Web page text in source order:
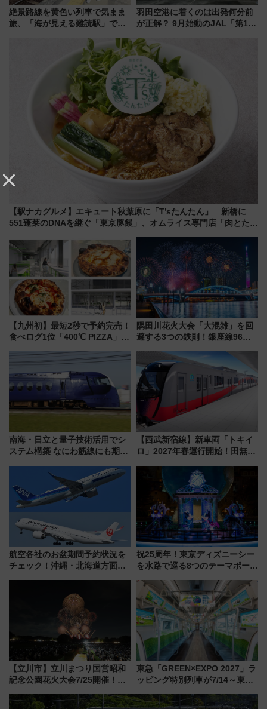
絶景路線を黄色い列車で気まま
旅、「海が見える難読駅」で幸
「新・鉄道ひとり旅」279回目
の舞台は「島原鉄道」
羽田空港に着くのは出発何分前
が正解？ 9月始動のJAL「第1タ
歩1キロ超え！ 知っておきたい
変更点まとめ
【駅ナカグルメ】エキュート秋葉原に「T’sたんたん」 新橋に
551蓬莱のDNAを継ぐ「東京豚饅」、オムライス専門店「肉とたま
【九州初】最短2秒で予約完売！
食べログ1位「400℃ PIZZA」が
プン。もつ鍋風など限定メニュ
隅田川花火大会「大混雑」を回
避する3つの鉄則！銀座線96本
ツリー駅の規制まとめ 7/25開催
（2026年）
南海・日立と量子技術活用でシ
ステム構築 なにわ筋線にも期待
【西武新宿線】新車両「トキイ
ロ」2027年春運行開始！田無・
「第2弾」も
航空各社のお盆期間予約状況を
チェック！沖縄・北海道方面は
祝25周年！東京ディズニーシー
を水路で巡る8つのテーマポート
【立川市】立川まつり国営昭和
記念公園花火大会7/25開催！
混雑に要注意、その理由は
東急「GREEN×EXPO 2027」ラ
ッピング特別列車が7/14～東
ー！ 注目の編成やデザインまと